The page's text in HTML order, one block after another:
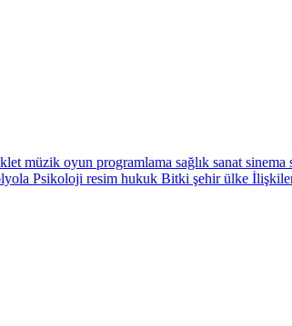
müzik oyun programlama sağlık sanat sinema
Psikoloji resim hukuk Bitki şehirülke